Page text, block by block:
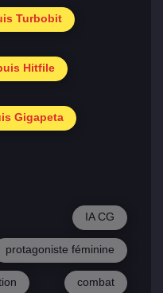
Turbobit
Hitfile
Gigapeta
IA CG
protagoniste féminine
combat